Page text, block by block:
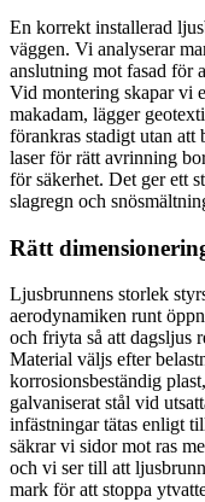
En korrekt installerad
väggen. Vi analyserar
anslutning mot fasad för
Vid montering skapar vi
makadam, lägger
förankras stadigt utan att
laser för rätt avrinning
för säkerhet. Det ger ett
slagregn och
Rätt
Ljusbrunnens storlek
aerodynamiken runt
och friyta så att dagsljus
Material väljs efter
korrosionsbeständig
galvaniserat stål vid
infästningar tätas enligt
säkrar vi sidor mot ras
och vi ser till att
mark för att stoppa